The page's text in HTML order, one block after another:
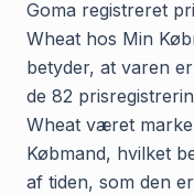
Goma registreret
Wheat hos Min
betyder, at varen
de 82
Wheat været
Købmand, hvilket
af tiden, som den